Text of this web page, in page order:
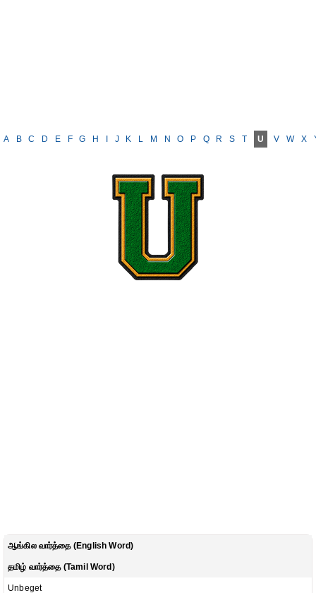
A B C D E F G H J K L M N O P Q R S T U V W X
ஆங்கில வார்த்தை (English Word)
தமிழ் வார்த்தை (Tamil Word)
Unbeget